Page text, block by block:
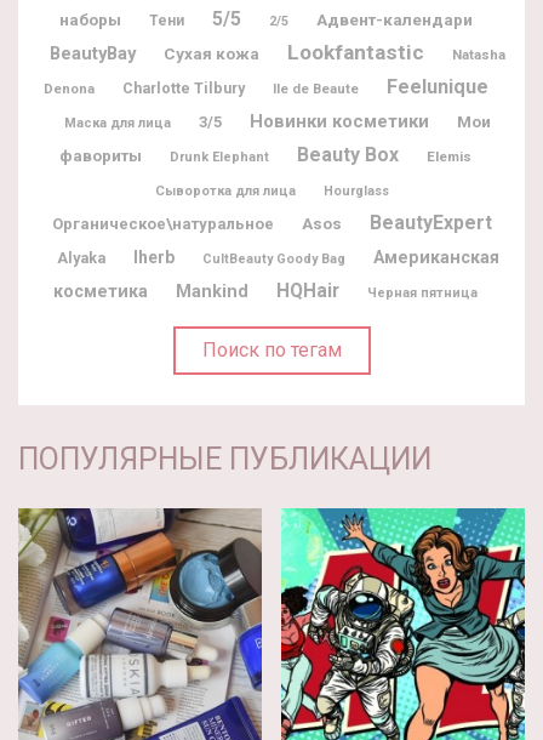
наборы
Тени 5/5 2/5 Адвент-календари
BeautyBay Сухая кожа Lookfantastic
Natasha
Denona
Charlotte Tilbury Ile de Beaute Feelunique
Маска для лица 3/5 Новинки косметики
Мои
фавориты
Drunk Elephant Beauty Box Elemis
Сыворотка для лица Hourglass
Органическое\натуральное Asos BeautyExpert
Alyaka Iherb CultBeauty Goody Bag
Американская
косметика
Mankind HQHair Черная пятница
Поиск по тегам
ПОПУЛЯРНЫЕ ПУБЛИКАЦИИ